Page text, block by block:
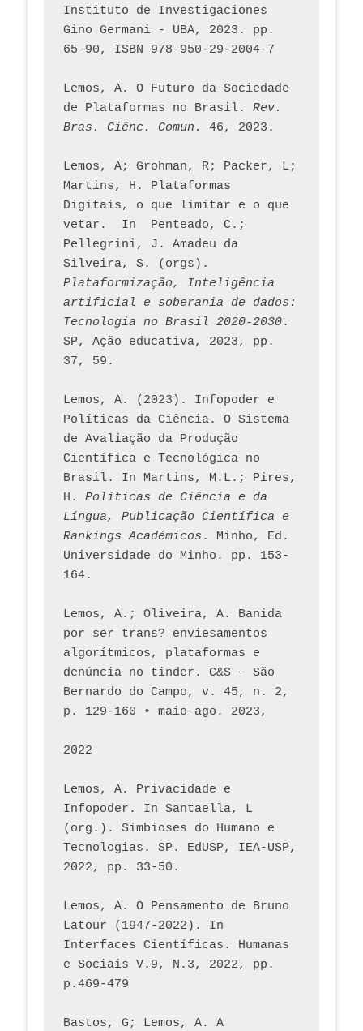
Instituto de Investigaciones
Gino Germani - UBA, 2023. pp.
65-90, ISBN 978-950-29-2004-7
Lemos, A. O Futuro da Sociedade
de Plataformas no Brasil. Rev.
Bras. Ciênc. Comun.
Lemos, A; Grohman, R; Packer, L;
Martins, H. Plataformas
Digitais, o que limitar e o que
vetar.  In  Penteado, C.;
Pellegrini, J. Amadeu da
Plataformização, Inteligência
artificial e soberania de dados:
Tecnologia no Brasil 2020-2030.
SP, Ação educativa, 2023, pp.
37, 59.
Lemos, A. (2023). Infopoder e
Políticas da Ciência. O Sistema
de Avaliação da Produção
Científica e Tecnológica no
Brasil. In Martins, M.L.; Pires,
H. Políticas de Ciência e da
Língua, Publicação Científica e
Rankings Académicos . Minho, Ed.
Universidade do Minho. pp. 153-
164.
Lemos, A.; Oliveira, A. Banida
por ser trans? enviesamentos
algorítmicos, plataformas e
denúncia no tinder. C&S – São
Bernardo do Campo, v. 45, n. 2,
p. 129-160 • maio-ago. 2023,
2022
Lemos, A. Privacidade e
Infopoder. In Santaella, L
(org.). Simbioses do Humano e
Tecnologias. SP. EdUSP, IEA-USP,
2022, pp. 33-50.
Lemos, A. O Pensamento de Bruno
Latour (1947-2022). In
Interfaces Científicas. Humanas
e Sociais V.9, N.3, 2022, pp.
p.469-479
Bastos, G; Lemos, A. A